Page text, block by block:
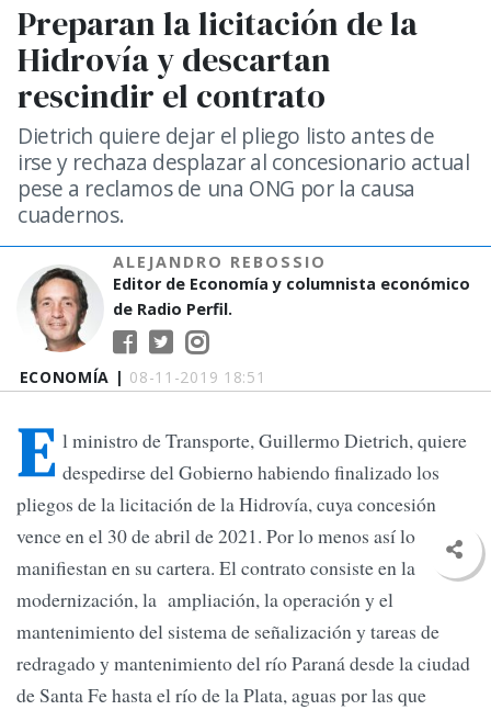
ECONOMÍA | 08-11-2019 18:51
Preparan la licitación de la
Hidrovía y descartan
rescindir el contrato
Dietrich quiere dejar el pliego listo antes de
irse y rechaza desplazar al concesionario actual
pese a reclamos de una ONG por la causa
cuadernos.
ALEJANDRO REBOSSIO
Editor de Economía y columnista económico
de Radio Perfil.
E l ministro de Transporte, Guillermo Dietrich, quiere
despedirse del Gobierno habiendo finalizado los
pliegos de la licitación de la Hidrovía, cuya concesión
vence en el 30 de abril de 2021. Por lo menos así lo
manifiestan en su cartera. El contrato consiste en la
modernización, la ampliación, la operación y el
mantenimiento del sistema de señalización y tareas de
redragado y mantenimiento del río Paraná desde la ciudad
de Santa Fe hasta el río de la Plata, aguas por las que